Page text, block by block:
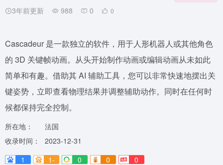
3年前更新 988 0 0
Cascadeur 是一款独立的软件，用于人形机器人或其他角色
的 3D 关键帧动画。从头开始制作动画或编辑动画从未如此
简单和有趣。借助其 AI 辅助工具，您可以非常快速地摆出关
键姿势，立即查看物理结果并调整辅助动作。同时在任何时
候都保持完全控制。
所在地：
法国
收录时间：
2023-12-31
1
1- 0 0 0